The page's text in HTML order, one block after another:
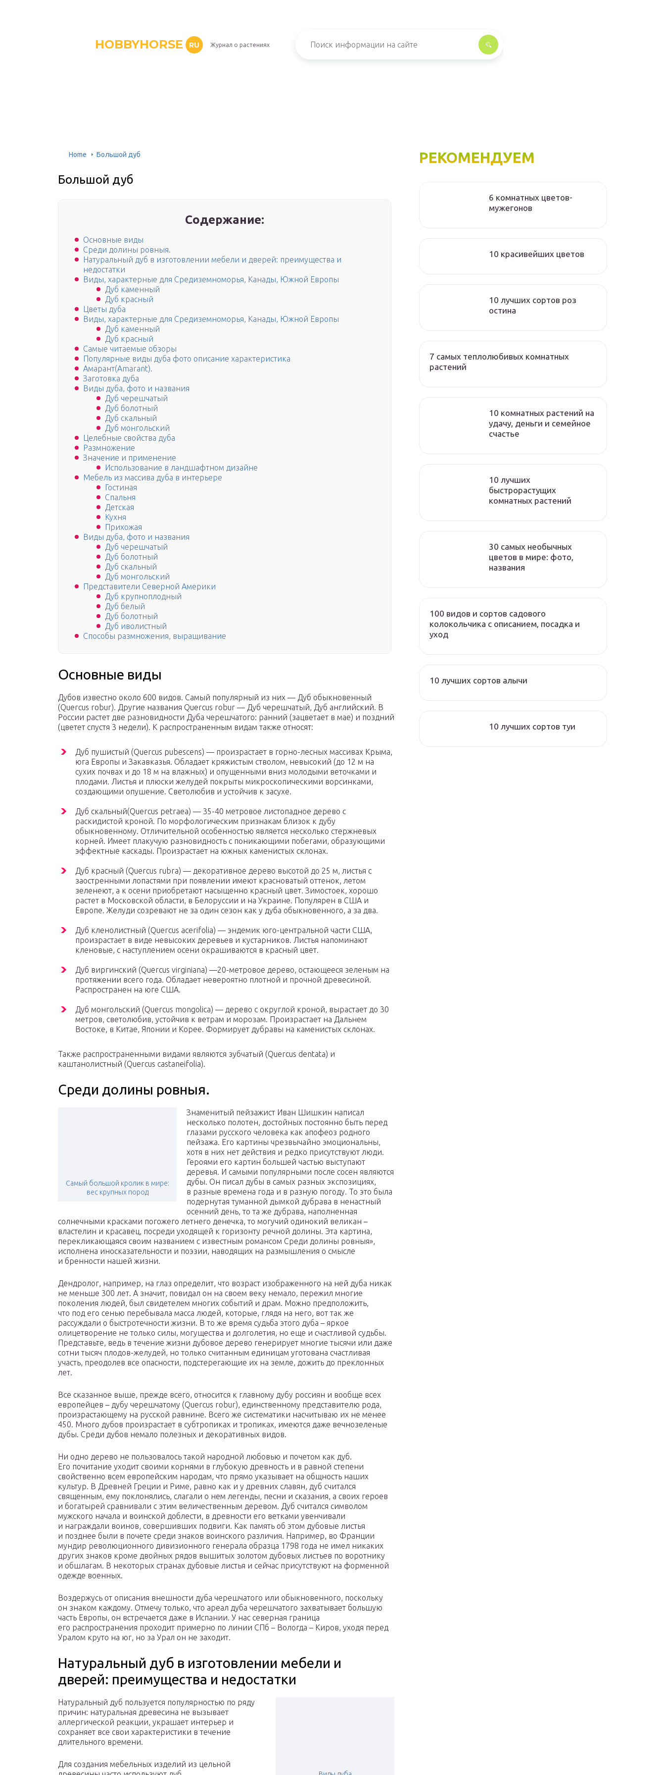
HOBBYHORSE RU Журнал о растениях
Home Большой дуб
Большой дуб
Содержание:
Основные виды
Среди долины ровныя.
Натуральный дуб в изготовлении мебели и дверей: преимущества и
недостатки
Виды, характерные для Средиземноморья, Канады, Южной Европы
Дуб каменный
Дуб красный
Цветы дуба
Виды, характерные для Средиземноморья, Канады, Южной Европы
Дуб каменный
Дуб красный
Самые читаемые обзоры
Популярные виды дуба фото описание характеристика
Амарант(Amarant).
Заготовка дуба
Виды дуба, фото и названия
Дуб черешчатый
Дуб болотный
Дуб скальный
Дуб монгольский
Целебные свойства дуба
Размножение
Значение и применение
Использование в ландшафтном дизайне
Мебель из массива дуба в интерьере
Гостиная
Спальня
Детская
Кухня
Прихожая
Виды дуба, фото и названия
Дуб черешчатый
Дуб болотный
Дуб скальный
Дуб монгольский
Представители Северной Америки
Дуб крупноплодный
Дуб белый
Дуб болотный
Дуб иволистный
Способы размножения, выращивание
Основные виды
Дубов известно около 600 видов. Самый популярный из них — Дуб обыкновенный
(Quercus robur). Другие названия Quercus robur — Дуб черешчатый, Дуб английский. В
России растет две разновидности Дуба черешчатого: ранний (зацветает в мае) и поздний
(цветет спустя 3 недели). К распространенным видам также относят:
Дуб пушистый (Quercus pubescens) — произрастает в горно-лесных массивах Крыма,
юга Европы и Закавказья. Обладает кряжистым стволом, невысокий (до 12 м на
сухих почвах и до 18 м на влажных) и опущенными вниз молодыми веточками и
плодами. Листья и плюски желудей покрыты микроскопическими ворсинками,
создающими опушение. Светолюбив и устойчив к засухе.
Дуб скальный(Quercus petraea) — 35-40 метровое листопадное дерево с
раскидистой кроной. По морфологическим признакам близок к дубу
обыкновенному. Отличительной особенностью является несколько стержневых
корней. Имеет плакучую разновидность с поникающими побегами, образующими
эффектные каскады. Произрастает на южных каменистых склонах.
Дуб красный (Quercus rubra) — декоративное дерево высотой до 25 м, листья с
заостренными лопастями при появлении имеют красноватый оттенок, летом
зеленеют, а к осени приобретают насыщенно красный цвет. Зимостоек, хорошо
растет в Московской области, в Белоруссии и на Украине. Популярен в США и
Европе. Желуди созревают не за один сезон как у дуба обыкновенного, а за два.
Дуб кленолистный (Quercus acerifolia) — эндемик юго-центральной части США,
произрастает в виде невысоких деревьев и кустарников. Листья напоминают
кленовые, с наступлением осени окрашиваются в красный цвет.
Дуб виргинский (Quercus virginiana) —20-метровое дерево, остающееся зеленым на
протяжении всего года. Обладает невероятно плотной и прочной древесиной.
Распространен на юге США.
Дуб монгольский (Quercus mongolica) — дерево с округлой кроной, вырастает до 30
метров, светолюбив, устойчив к ветрам и морозам. Произрастает на Дальнем
Востоке, в Китае, Японии и Корее. Формирует дубравы на каменистых склонах.
Также распространенными видами являются зубчатый (Quercus dentata) и
каштанолистный (Quercus castaneifolia).
Среди долины ровныя.
Самый большой кролик в мире:
вес крупных пород
Знаменитый пейзажист Иван Шишкин написал
несколько полотен, достойных постоянно быть перед
глазами русского человека как апофеоз родного
пейзажа. Его картины чрезвычайно эмоциональны,
хотя в них нет действия и редко присутствуют люди.
Героями его картин большей частью выступают
деревья. И самыми популярными после сосен являются
дубы. Он писал дубы в самых разных экспозициях,
в разные времена года и в разную погоду. То это была
подернутая туманной дымкой дубрава в ненастный
осенний день, то та же дубрава, наполненная
солнечными красками погожего летнего денечка, то могучий одинокий великан –
властелин и красавец, посреди уходящей к горизонту речной долины. Эта картина,
перекликающаяся своим названием с известным романсом Среди долины ровныя»,
исполнена иносказательности и поэзии, наводящих на размышления о смысле
и бренности нашей жизни.
Дендролог, например, на глаз определит, что возраст изображенного на ней дуба никак
не меньше 300 лет. А значит, повидал он на своем веку немало, пережил многие
поколения людей, был свидетелем многих событий и драм. Можно предположить,
что под его сенью перебывала масса людей, которые, глядя на него, вот так же
рассуждали о быстротечности жизни. В то же время судьба этого дуба – яркое
олицетворение не только силы, могущества и долголетия, но еще и счастливой судьбы.
Представьте, ведь в течение жизни дубовое дерево генерирует многие тысячи или даже
сотни тысяч плодов-желудей, но только считанным единицам уготована счастливая
участь, преодолев все опасности, подстерегающие их на земле, дожить до преклонных
лет.
Все сказанное выше, прежде всего, относится к главному дубу россиян и вообще всех
европейцев – дубу черешчатому (Quercus robur), единственному представителю рода,
произрастающему на русской равнине. Всего же систематики насчитываю их не менее
450. Много дубов произрастает в субтропиках и тропиках, имеются даже вечнозеленые
дубы. Среди дубов немало полезных и декоративных видов.
Ни одно дерево не пользовалось такой народной любовью и почетом как дуб.
Его почитание уходит своими корнями в глубокую древность и в равной степени
свойственно всем европейским народам, что прямо указывает на общность наших
культур. В Древней Греции и Риме, равно как и у древних славян, дуб считался
священным, ему поклонялись, слагали о нем легенды, песни и сказания, а своих героев
и богатырей сравнивали с этим величественным деревом. Дуб считался символом
мужского начала и воинской доблести, в древности его ветками увенчивали
и награждали воинов, совершивших подвиги. Как память об этом дубовые листья
и позднее были в почете среди знаков воинского различия. Например, во Франции
мундир революционного дивизионного генерала образца 1798 года не имел никаких
других знаков кроме двойных рядов вышитых золотом дубовых листьев по воротнику
и обшлагам. В некоторых странах дубовые листья и сейчас присутствуют на форменной
одежде военных.
Воздержусь от описания внешности дуба черешчатого или обыкновенного, поскольку
он знаком каждому. Отмечу только, что ареал дуба черешчатого захватывает большую
часть Европы, он встречается даже в Испании. У нас северная граница
его распространения проходит примерно по линии СПб – Вологда – Киров, уходя перед
Уралом круто на юг, но за Урал он не заходит.
Натуральный дуб в изготовлении мебели и
дверей: преимущества и недостатки
Натуральный дуб пользуется популярностью по ряду
причин: натуральная древесина не вызывает
аллергической реакции, украшает интерьер и
сохраняет все свои характеристики в течение
длительного времени.
Для создания мебельных изделий из цельной
РЕКОМЕНДУЕМ
6 комнатных цветов-
мужегонов
10 красивейших цветов
10 лучших сортов роз
остина
7 самых теплолюбивых комнатных
растений
10 комнатных растений на
удачу, деньги и семейное
счастье
10 лучших
быстрорастущих
комнатных растений
30 самых необычных
цветов в мире: фото,
названия
100 видов и сортов садового
колокольчика с описанием, посадка и
уход
10 лучших сортов алычи
10 лучших сортов туи